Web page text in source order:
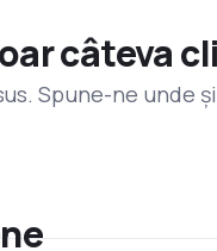
câteva
Spune-ne unde